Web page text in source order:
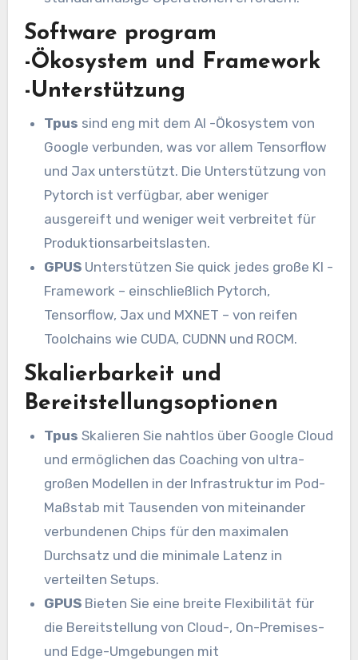
Software program
-Ökosystem und Framework
-Unterstützung
Tpus sind eng mit dem AI -Ökosystem von
Google verbunden, was vor allem Tensorflow
und Jax unterstützt. Die Unterstützung von
Pytorch ist verfügbar, aber weniger
ausgereift und weniger weit verbreitet für
Produktionsarbeitslasten.
GPUS Unterstützen Sie quick jedes große KI -
Framework – einschließlich Pytorch,
Tensorflow, Jax und MXNET – von reifen
Toolchains wie CUDA, CUDNN und ROCM.
Skalierbarkeit und
Bereitstellungsoptionen
Tpus Skalieren Sie nahtlos über Google Cloud
und ermöglichen das Coaching von ultra-
großen Modellen in der Infrastruktur im Pod-
Maßstab mit Tausenden von miteinander
verbundenen Chips für den maximalen
Durchsatz und die minimale Latenz in
verteilten Setups.
GPUS Bieten Sie eine breite Flexibilität für
die Bereitstellung von Cloud-, On-Premises-
und Edge-Umgebungen mit